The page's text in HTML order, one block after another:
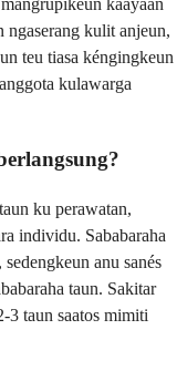
ngaserang kulit anjeun,
teu tiasa kéngingkeun
kulawarga
ku perawatan,
individu. Sababaraha
anu sanés
taun. Sakitar
3 taun saatos mimiti